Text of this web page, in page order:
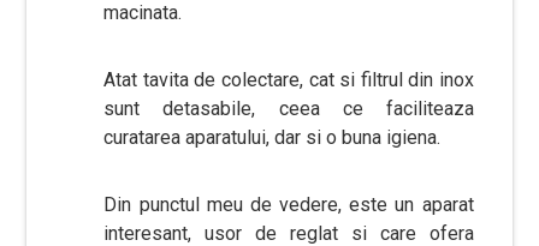
macinata.
Atat tavita de colectare, cat si filtrul din inox
sunt detasabile, ceea ce faciliteaza
curatarea aparatului, dar si o buna igiena.
Din punctul meu de vedere, este un aparat
interesant, usor de reglat si care ofera